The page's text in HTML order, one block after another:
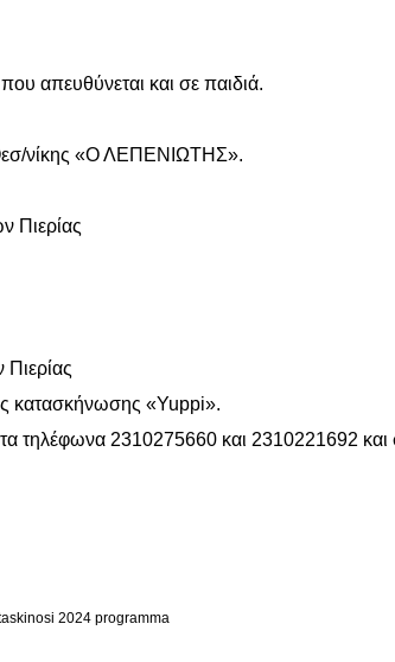
απευθύνεται και σε παιδιά.
νίκης «Ο ΛΕΠΕΝΙΩΤΗΣ».
Πιερίας
κατασκήνωσης «Yuppi».
τηλέφωνα 2310275660 και 2310221692